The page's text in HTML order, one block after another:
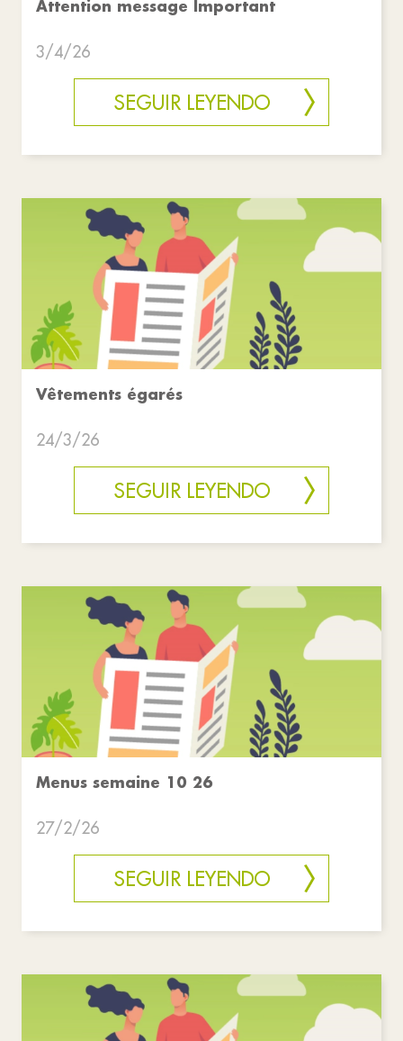
Attention message Important
3/4/26
SEGUIR LEYENDO
Vêtements égarés
24/3/26
SEGUIR LEYENDO
Menus semaine 10 26
27/2/26
SEGUIR LEYENDO